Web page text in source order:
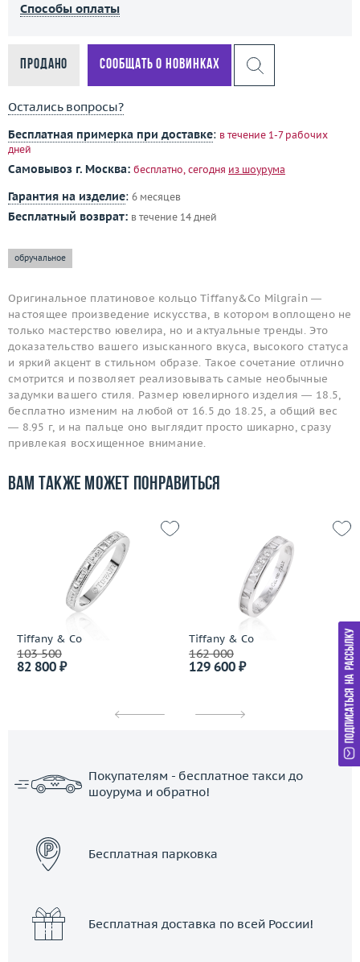
Способы оплаты
Продано Сообщать о новинках
Остались вопросы?
Бесплатная примерка при доставке: в течение 1-7 рабочих
дней
Самовывоз г. Москва: бесплатно, сегодня из шоурума
Гарантия на изделие: 6 месяцев
Бесплатный возврат: в течение 14 дней
обручальное
Оригинальное платиновое кольцо Tiffany&Co Milgrain —
настоящее произведение искусства, в котором воплощено не
только мастерство ювелира, но и актуальные тренды. Это
доказательство вашего изысканного вкуса, высокого статуса
и яркий акцент в стильном образе. Такое сочетание отлично
смотрится и позволяет реализовывать самые необычные
задумки вашего стиля. Размер ювелирного изделия — 18.5,
бесплатно изменим на любой от 16.5 до 18.25, а общий вес
— 8.95 г, и на пальце оно выглядит просто шикарно, сразу
привлекая восхищенное внимание.
Вам также может понравиться
Tiffany & Co
103 500
82 800 ₽
Tiffany & Co
162 000
129 600 ₽
Покупателям - бесплатное такси до
шоурума и обратно!
Бесплатная парковка
Бесплатная доставка по всей России!